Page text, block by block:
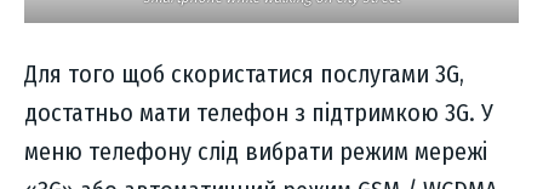
Для того щоб скористатися послугами 3G,
достатньо мати телефон з підтримкою 3G. У
меню телефону слід вибрати режим мережі